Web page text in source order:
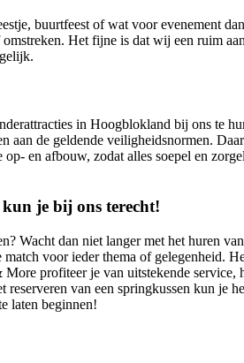
buurtfeest of wat voor evenement
Het fijne is dat wij een ruim
in Hoogblokland bij ons te
aan de geldende veiligheidsnormen.
en afbouw, zodat alles soepel en
je bij ons terecht!
Wacht dan niet langer met het huren
match voor ieder thema of
profiteer je van uitstekende
van een springkussen kun je
laten beginnen!